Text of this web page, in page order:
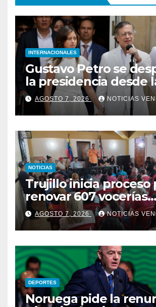
INTERNACIONALES
Gustavo Petro se
la presidencia desde
de Nariño
AGOSTO 7, 2026 NOTICIAS
NOTICIAS
Trujillo inicia proceso
renovar 607 vocerías
comunales
AGOSTO 7, 2026 NOTICIAS
DEPORTES
Noruega pide la